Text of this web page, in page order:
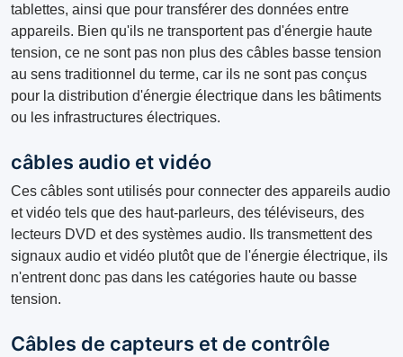
tablettes, ainsi que pour transférer des données entre
appareils. Bien qu'ils ne transportent pas d'énergie haute
tension, ce ne sont pas non plus des câbles basse tension
au sens traditionnel du terme, car ils ne sont pas conçus
pour la distribution d'énergie électrique dans les bâtiments
ou les infrastructures électriques.
câbles audio et vidéo
Ces câbles sont utilisés pour connecter des appareils audio
et vidéo tels que des haut-parleurs, des téléviseurs, des
lecteurs DVD et des systèmes audio. Ils transmettent des
signaux audio et vidéo plutôt que de l'énergie électrique, ils
n'entrent donc pas dans les catégories haute ou basse
tension.
Câbles de capteurs et de contrôle